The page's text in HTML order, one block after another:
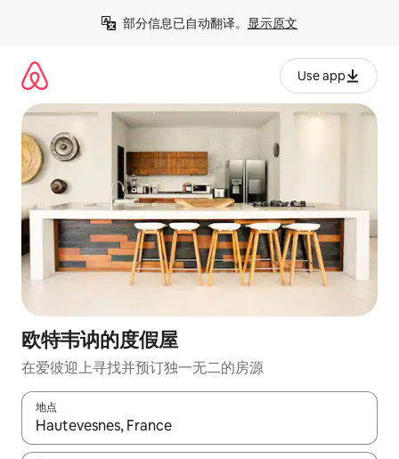
部分信息已自动翻译。 显示原文
Use app
欧特韦讷的度假屋
在爱彼迎上寻找并预订独一无二的房源
地点
如有搜索结果，请使用上下方向键查看，或通过点击或滑动手势